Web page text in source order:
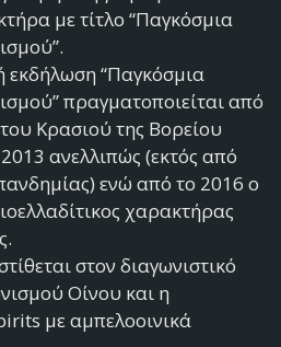
με τίτλο “Παγκόσμια
εκδήλωση “Παγκόσμια
πραγματοποιείται από
Κρασιού της Βορείου
ανελλιπώς (εκτός από
ενώ από το 2016 ο
χαρακτήρας
στον διαγωνιστικό
Οίνου και η
με αμπελοοινικά